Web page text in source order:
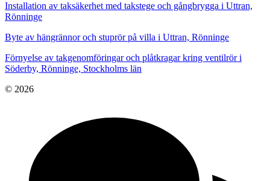
Installation av taksäkerhet med takstege och gångbrygga i Uttran,
Rönninge
Byte av hängrännor och stuprör på villa i Uttran, Rönninge
Förnyelse av takgenomföringar och plåtkragar kring ventilrör i
Söderby, Rönninge, Stockholms län
© 2026